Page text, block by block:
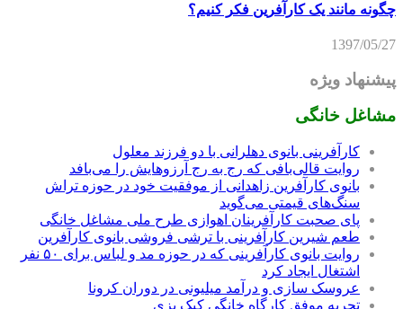
چگونه مانند یک کارآفرین فکر کنیم؟
1397/05/27
پیشنهاد ویژه
مشاغل خانگی
کارآفرینی بانوی دهلرانی با دو فرزند معلول
روایت قالی‌بافی که رج به رج آرزوهایش را می‌بافد
بانوی کارآفرین زاهدانی از موفقیت خود در حوزه تراش
سنگ‌های قیمتی می‌گوید
پای صحبت کارآفرینان اهوازی طرح ملی مشاغل خانگی
طعم شیرین کارآفرینی با ترشی فروشی بانوی کارآفرین
روایت بانوی کارآفرینی که در حوزه مد و لباس برای ۵۰ نفر
اشتغال ایجاد کرد
عروسک سازی و درآمد میلیونی در دوران کرونا
تجربه موفق کارگاه خانگی کیک پزی